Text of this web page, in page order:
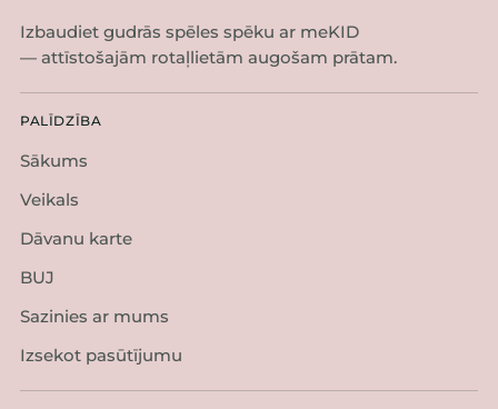
Izbaudiet gudrās spēles spēku ar meKID
— attīstošajām rotaļlietām augošam prātam.
PALĪDZĪBA
Sākums
Veikals
Dāvanu karte
BUJ
Sazinies ar mums
Izsekot pasūtījumu